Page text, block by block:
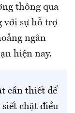
thông qua
với sự hỗ trợ
ngân
hiện nay.
cần thiết để
chặt điều